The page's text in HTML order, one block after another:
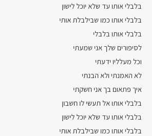
בלבלי אותו עד שלא יוכל לישון
בלבלי אותו כמו שבילבלת אותי
בלבלי אותו בלבלי
לסיפורים שלך אני שמעתי
וכל מעלליו ידעתי
לא האמנתי ולא הבנתי
איך פתאום בך אני חשקתי
בלבלי אותו אל תעשי לו חשבון
בלבלי אותו עד שלא יוכל לישון
בלבלי אותו כמו שבילבלת אותי